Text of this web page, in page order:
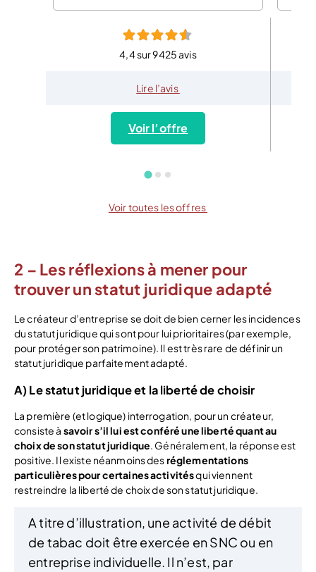
4,4 sur 9425 avis
Lire l’avis
Voir l’offre
Voir toutes les offres
2 – Les réflexions à mener pour
trouver un statut juridique adapté
Le créateur d’entreprise se doit de bien cerner les incidences
du statut juridique qui sont pour lui prioritaires (par exemple,
pour protéger son patrimoine). Il est très rare de définir un
statut juridique parfaitement adapté.
A) Le statut juridique et la liberté de choisir
La première (et logique) interrogation, pour un créateur,
consiste à savoir s’il lui est conféré une liberté quant au
choix de son statut juridique. Généralement, la réponse est
positive. Il existe néanmoins desréglementations
particulières pour certaines activitésqui viennent
restreindre la liberté de choix de son statut juridique.
A titre d’illustration, une activité de débit
de tabac doit être exercée en SNC ou en
entreprise individuelle. Il n’est, par